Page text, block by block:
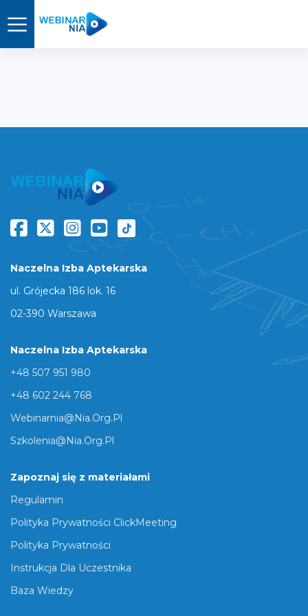
Naczelna Izba Aptekarska
ul. Grójecka 186 lok. 16
02-390 Warszawa
Naczelna Izba Aptekarska
+48 507 951 980
+48 602 244 768
Webinarnia@nia.org.pl
Szkolenia@nia.org.pl
Zapoznaj się z materiałami
Regulamin
Polityka Prywatności ClickMeeting
Polityka Prywatności
Instrukcja Dla Uczestnika
Baza Wiedzy